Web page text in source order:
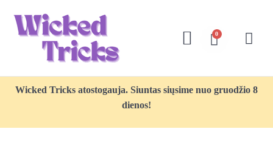
0
Wicked Tricks atostogauja. Siuntas siųsime nuo gruodžio 8
dienos!